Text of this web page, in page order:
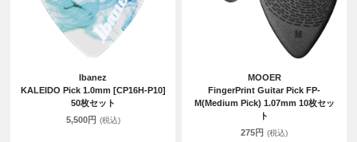
Ibanez
KALEIDO Pick 1.0mm [CP16H-P10]
50枚セット
5,500円 (税込)
MOOER
FingerPrint Guitar Pick FP-
M(Medium Pick) 1.07mm 10枚セッ
ト
275円 (税込)